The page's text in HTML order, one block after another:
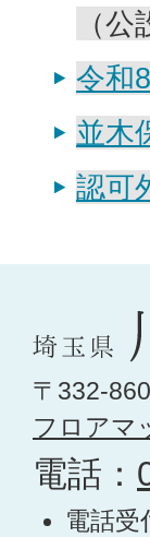
（
令和
並木
認可
〒332-
フロアマ
電話：
電話受